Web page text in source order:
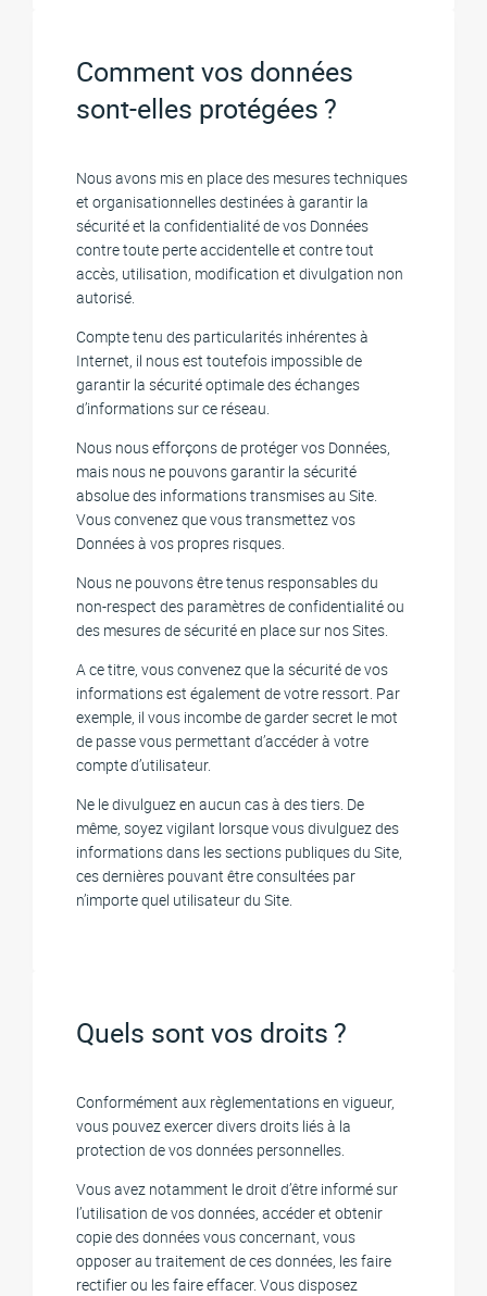
Comment vos données
sont-elles protégées ?
Nous avons mis en place des mesures techniques
et organisationnelles destinées à garantir la
sécurité et la confidentialité de vos Données
contre toute perte accidentelle et contre tout
accès, utilisation, modification et divulgation non
autorisé.
Compte tenu des particularités inhérentes à
Internet, il nous est toutefois impossible de
garantir la sécurité optimale des échanges
d’informations sur ce réseau.
Nous nous efforçons de protéger vos Données,
mais nous ne pouvons garantir la sécurité
absolue des informations transmises au Site.
Vous convenez que vous transmettez vos
Données à vos propres risques.
Nous ne pouvons être tenus responsables du
non-respect des paramètres de confidentialité ou
des mesures de sécurité en place sur nos Sites.
A ce titre, vous convenez que la sécurité de vos
informations est également de votre ressort. Par
exemple, il vous incombe de garder secret le mot
de passe vous permettant d’accéder à votre
compte d’utilisateur.
Ne le divulguez en aucun cas à des tiers. De
même, soyez vigilant lorsque vous divulguez des
informations dans les sections publiques du Site,
ces dernières pouvant être consultées par
n’importe quel utilisateur du Site.
Quels sont vos droits ?
Conformément aux règlementations en vigueur,
vous pouvez exercer divers droits liés à la
protection de vos données personnelles.
Vous avez notamment le droit d’être informé sur
l’utilisation de vos données, accéder et obtenir
copie des données vous concernant, vous
opposer au traitement de ces données, les faire
rectifier ou les faire effacer. Vous disposez